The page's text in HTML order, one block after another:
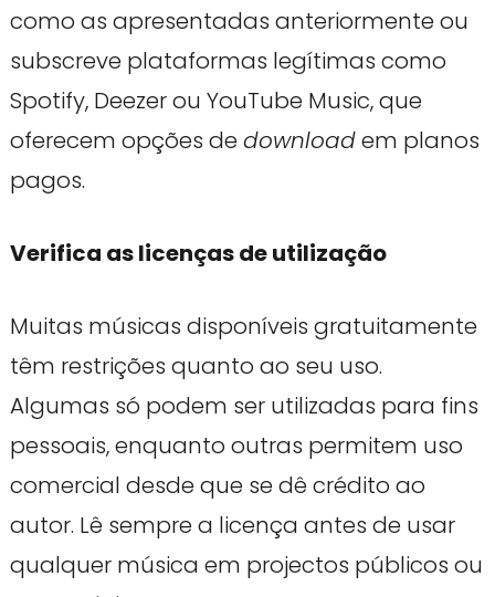
como as apresentadas anteriormente ou
subscreve plataformas legítimas como
Spotify, Deezer ou YouTube Music, que
oferecem opções de downloadem planos
pagos.
Verifica as licenças de utilização
Muitas músicas disponíveis gratuitamente
têm restrições quanto ao seu uso.
Algumas só podem ser utilizadas para fins
pessoais, enquanto outras permitem uso
comercial desde que se dê crédito ao
autor. Lê sempre a licença antes de usar
qualquer música em projectos públicos ou